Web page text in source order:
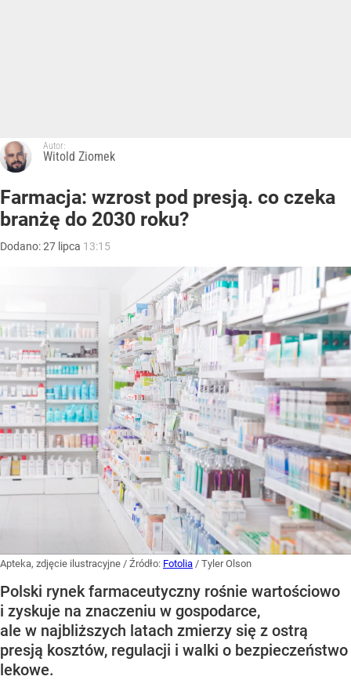
Autor:
Witold Ziomek
Farmacja: wzrost pod presją. co czeka
branżę do 2030 roku?
Dodano:27 lipca 13:15
Apteka, zdjęcie ilustracyjne / Źródło: Fotolia / Tyler Olson
Polski rynek farmaceutyczny rośnie wartościowo
i zyskuje na znaczeniu w gospodarce,
ale w najbliższych latach zmierzy się z ostrą
presją kosztów, regulacji i walki o bezpieczeństwo
lekowe.